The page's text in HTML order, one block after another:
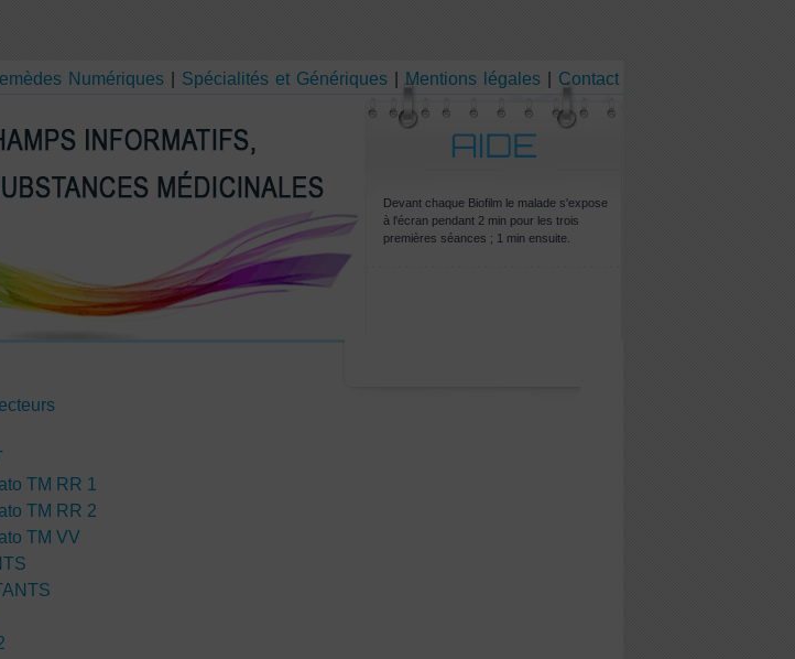
Numériques Spécialités et Génériques Mentions légales Contact
Devant chaque Biofilm le malade s'expose
à l'écran pendant 2 min pour les trois
premières séances ; 1 min ensuite.
TM RR 1
TM RR 2
TM VV